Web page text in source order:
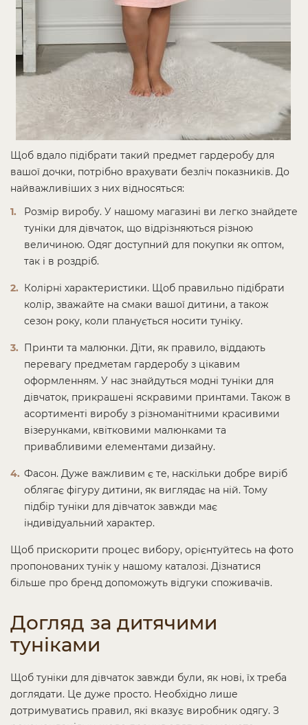
Щоб вдало підібрати такий предмет гардеробу для
вашої дочки, потрібно врахувати безліч показників. До
найважливіших з них відносяться:
Розмір виробу. У нашому магазині ви легко знайдете
туніки для дівчаток, що відрізняються різною
величиною. Одяг доступний для покупки як оптом,
так і в роздріб.
Колірні характеристики. Щоб правильно підібрати
колір, зважайте на смаки вашої дитини, а також
сезон року, коли планується носити туніку.
Принти та малюнки. Діти, як правило, віддають
перевагу предметам гардеробу з цікавим
оформленням. У нас знайдуться модні туніки для
дівчаток, прикрашені яскравими принтами. Також в
асортименті виробу з різноманітними красивими
візерунками, квітковими малюнками та
привабливими елементами дизайну.
Фасон. Дуже важливим є те, наскільки добре виріб
облягає фігуру дитини, як виглядає на ній. Тому
підбір туніки для дівчаток завжди має
індивідуальний характер.
Щоб прискорити процес вибору, орієнтуйтесь на фото
пропонованих тунік у нашому каталозі. Дізнатися
більше про бренд допоможуть відгуки споживачів.
Догляд за дитячими
туніками
Щоб туніки для дівчаток завжди були, як нові, їх треба
доглядати. Це дуже просто. Необхідно лише
дотримуватись правил, які вказує виробник одягу. З